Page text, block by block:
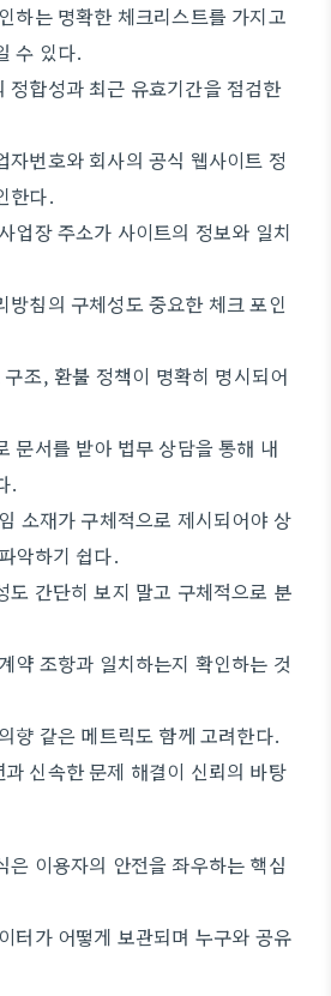
하는 명확한 체크리스트를 가지고
수 있다.
정합성과 최근 유효기간을 점검한
자번호와 회사의 공식 웹사이트 정
한다.
업장 주소가 사이트의 정보와 일치
방침의 구체성도 중요한 체크 포인
조, 환불 정책이 명확히 명시되어
문서를 받아 법무 상담을 통해 내
.
소재가 구체적으로 제시되어야 상
악하기 쉽다.
도 간단히 보지 말고 구체적으로 분
약 조항과 일치하는지 확인하는 것
향 같은 메트릭도 함께 고려한다.
신속한 문제 해결이 신뢰의 바탕
은 이용자의 안전을 좌우하는 핵심
터가 어떻게 보관되며 누구와 공유